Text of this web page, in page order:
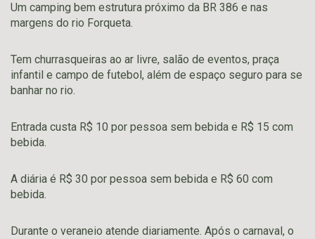
Um camping bem estrutura próximo da BR 386 e nas
margens do rio Forqueta.
Tem churrasqueiras ao ar livre, salão de eventos, praça
infantil e campo de futebol, além de espaço seguro para se
banhar no rio.
Entrada custa R$ 10 por pessoa sem bebida e R$ 15 com
bebida.
A diária é R$ 30 por pessoa sem bebida e R$ 60 com
bebida.
Durante o veraneio atende diariamente. Após o carnaval, o